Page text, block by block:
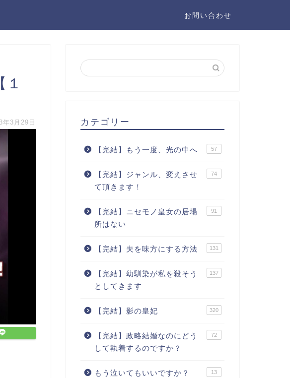
お問い合わせ
3月29日 カテゴリー
【完結】もう一度、光の中へ 57
【完結】ジャンル、変えさせ
て頂きます！
74
【完結】ニセモノ皇女の居場
所はない
91
【完結】夫を味方にする方法 131
【完結】幼馴染が私を殺そう
としてきます
137
【完結】影の皇妃 320
【完結】政略結婚なのにどう
して執着するのですか？
72
もう泣いてもいいですか？ 13